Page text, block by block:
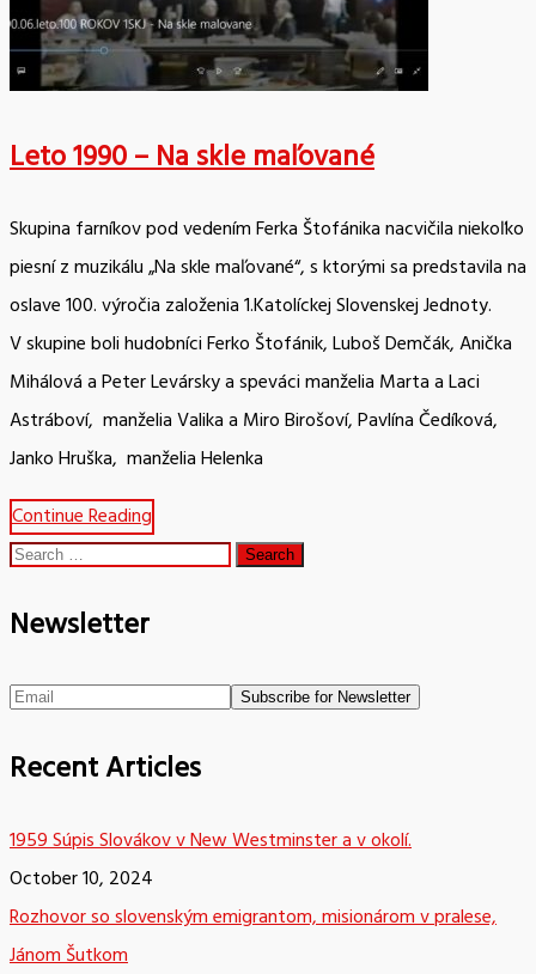
Leto 1990 – Na skle maľované
Skupina farníkov pod vedením Ferka Štofánika nacvičila niekoľko
piesní z muzikálu „Na skle maľované“, s ktorými sa predstavila na
oslave 100. výročia založenia 1.Katolíckej Slovenskej Jednoty.
V skupine boli hudobníci Ferko Štofánik, Luboš Demčák, Anička
Mihálová a Peter Levársky a speváci manželia Marta a Laci
Astráboví, manželia Valika a Miro Birošoví, Pavlína Čedíková,
Janko Hruška, manželia Helenka
Continue Reading
Search
Newsletter
Recent Articles
1959 Súpis Slovákov v New Westminster a v okolí.
October 10, 2024
Rozhovor so slovenským emigrantom, misionárom v pralese,
Jánom Šutkom